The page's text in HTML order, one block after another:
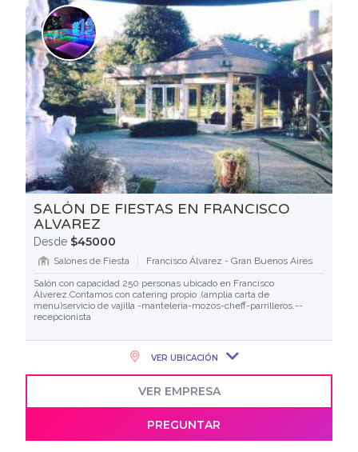
SALÓN DE FIESTAS EN FRANCISCO
ALVAREZ
Desde $45000
Salones de Fiesta
Francisco Álvarez - Gran Buenos Aires
Salón con capacidad 250 personas ubicado en Francisco
Álverez.Contamos con catering propio .(amplia carta de
menu)servicio de vajilla -manteleria-mozos-cheff-parrilleros.--
recepcionista
VER UBICACIÓN
VER EMPRESA
PREGUNTAR